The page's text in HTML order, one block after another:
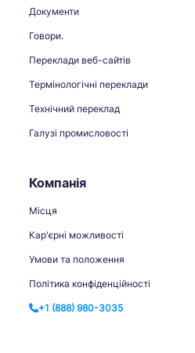
Документи
Говори.
Переклади веб-сайтів
Термінологічні переклади
Технічний переклад
Галузі промисловості
Компанія
Місця
Кар'єрні можливості
Умови та положення
Політика конфіденційності
+1 (888) 980-3035